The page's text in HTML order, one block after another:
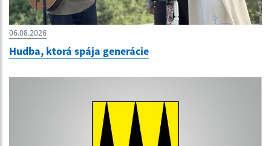
06.08.2026
Hudba, ktorá spája generácie